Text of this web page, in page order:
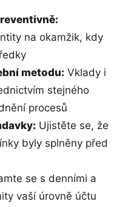
na okamžik, kdy
metodu: Vklady i
stejného
procesů
Ujistěte se, že
byly splněny před
se s denními a
vaší úrovně účtu